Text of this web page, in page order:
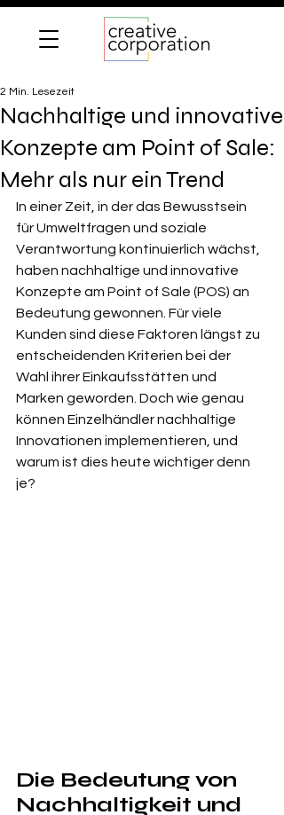
Nachhaltige und innovative
Konzepte am Point of Sale:
Mehr als nur ein Trend
2 Min. Lesezeit
In einer Zeit, in der das Bewusstsein
für Umweltfragen und soziale
Verantwortung kontinuierlich wächst,
haben nachhaltige und innovative
Konzepte am Point of Sale (POS) an
Bedeutung gewonnen. Für viele
Kunden sind diese Faktoren längst zu
entscheidenden Kriterien bei der
Wahl ihrer Einkaufsstätten und
Marken geworden. Doch wie genau
können Einzelhändler nachhaltige
Innovationen implementieren, und
warum ist dies heute wichtiger denn
je?
Die Bedeutung von
Nachhaltigkeit und